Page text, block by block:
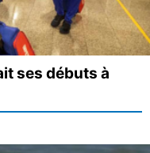
ses débuts à